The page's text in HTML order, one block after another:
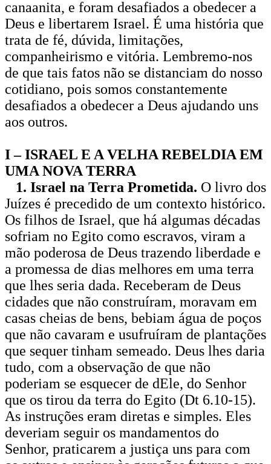
canaanita, e foram desafiados a obedecer a
Deus e libertarem Israel. É uma história que
trata de fé, dúvida, limitações,
companheirismo e vitória. Lembremo-nos
de que tais fatos não se distanciam do nosso
cotidiano, pois somos constantemente
desafiados a obedecer a Deus ajudando uns
aos outros.
I – ISRAEL E A VELHA REBELDIA EM
UMA NOVA TERRA
1. Israel na Terra Prometida. O livro dos
Juízes é precedido de um contexto histórico.
Os filhos de Israel, que há algumas décadas
sofriam no Egito como escravos, viram a
mão poderosa de Deus trazendo liberdade e
a promessa de dias melhores em uma terra
que lhes seria dada. Receberam de Deus
cidades que não construíram, moravam em
casas cheias de bens, bebiam água de poços
que não cavaram e usufruíram de plantações
que sequer tinham semeado. Deus lhes daria
tudo, com a observação de que não
poderiam se esquecer de dEle, do Senhor
que os tirou da terra do Egito (Dt 6.10-15).
As instruções eram diretas e simples. Eles
deveriam seguir os mandamentos do
Senhor, praticarem a justiça uns para com